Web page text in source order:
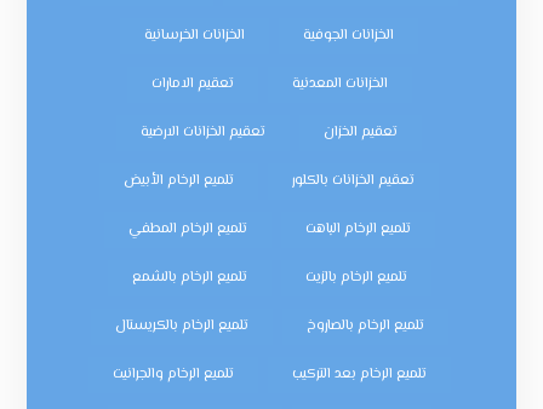
الخزانات الجوفية الخزانات الخرسانية
الخزانات المعدنية تعقيم الامارات
تعقيم الخزان تعقيم الخزانات الارضية
تعقيم الخزانات بالكلور تلميع الرخام الأبيض
تلميع الرخام الباهت تلميع الرخام المطفي
تلميع الرخام بالزيت تلميع الرخام بالشمع
تلميع الرخام بالصاروخ تلميع الرخام بالكريستال
تلميع الرخام بعد التركيب تلميع الرخام والجرانيت